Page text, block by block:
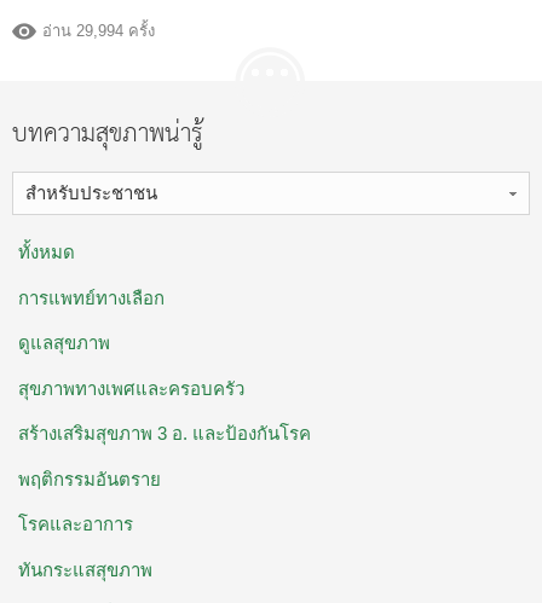
อ่าน 29,994 ครั้ง
บทความสุขภาพน่ารู้
สำหรับประชาชน
ทั้งหมด
การแพทย์ทางเลือก
ดูแลสุขภาพ
สุขภาพทางเพศและครอบครัว
สร้างเสริมสุขภาพ 3 อ. ​และป้องกันโรค
พฤติกรรมอันตราย
โรคและอาการ
ทันกระแสสุขภาพ